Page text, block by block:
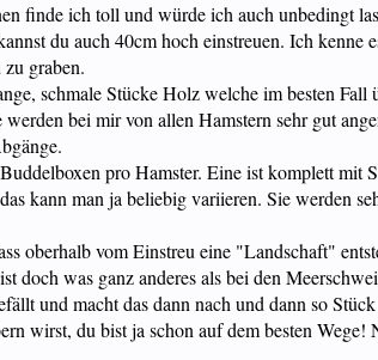
finde ich toll und würde ich auch unbedingt
du auch 40cm hoch einstreuen. Ich kenne
graben.
schmale Stücke Holz welche im besten Fall
bei mir von allen Hamstern sehr gut
pro Hamster. Eine ist komplett mit
kann man ja beliebig variieren. Sie werden
oberhalb vom Einstreu eine "Landschaft"
was ganz anderes als bei den
und macht das dann nach und dann so
wirst, du bist ja schon auf dem besten Wege!